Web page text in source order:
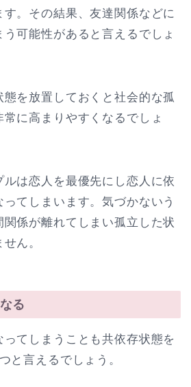
。その結果、友達関係などに
可能性があると言えるでしょ
を放置しておくと社会的な孤
に高まりやすくなるでしょ
は恋人を最優先にし恋人に依
てしまいます。気づかないう
係が離れてしまい孤立した状
ん。
る
てしまうことも共依存状態を
と言えるでしょう。